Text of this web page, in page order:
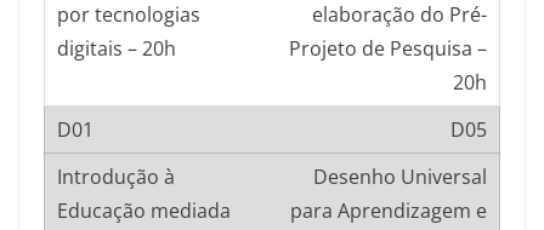
elaboração do Pré-
Projeto de Pesquisa –
20h
D05
Desenho Universal
para Aprendizagem e